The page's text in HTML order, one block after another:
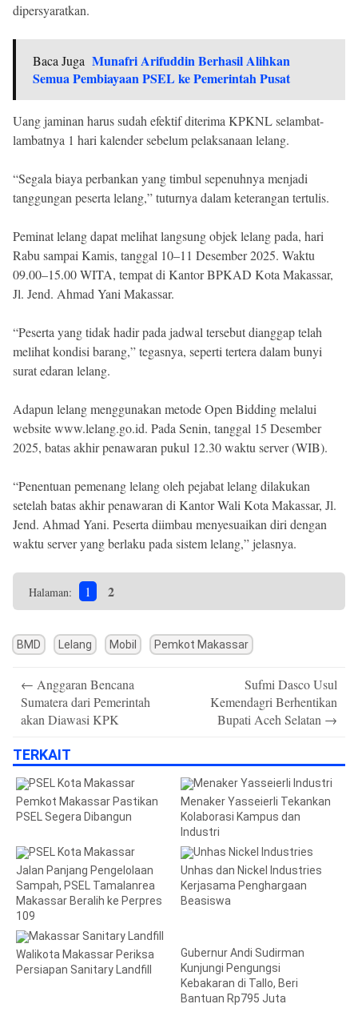
dipersyaratkan.
Baca Juga Munafri Arifuddin Berhasil Alihkan
Semua Pembiayaan PSEL ke Pemerintah Pusat
Uang jaminan harus sudah efektif diterima KPKNL selambat-
lambatnya 1 hari kalender sebelum pelaksanaan lelang.
“Segala biaya perbankan yang timbul sepenuhnya menjadi
tanggungan peserta lelang,” tuturnya dalam keterangan tertulis.
Peminat lelang dapat melihat langsung objek lelang pada, hari
Rabu sampai Kamis, tanggal 10–11 Desember 2025. Waktu
09.00–15.00 WITA, tempat di Kantor BPKAD Kota Makassar,
Jl. Jend. Ahmad Yani Makassar.
“Peserta yang tidak hadir pada jadwal tersebut dianggap telah
melihat kondisi barang,” tegasnya, seperti tertera dalam bunyi
surat edaran lelang.
Adapun lelang menggunakan metode Open Bidding melalui
website www.lelang.go.id. Pada Senin, tanggal 15 Desember
2025, batas akhir penawaran pukul 12.30 waktu server (WIB).
“Penentuan pemenang lelang oleh pejabat lelang dilakukan
setelah batas akhir penawaran di Kantor Wali Kota Makassar, Jl.
Jend. Ahmad Yani. Peserta diimbau menyesuaikan diri dengan
waktu server yang berlaku pada sistem lelang,” jelasnya.
Halaman: 1 2
BMD Lelang Mobil Pemkot Makassar
navigation
← Anggaran Bencana
Sumatera dari Pemerintah
akan Diawasi KPK
Sufmi Dasco Usul
Kemendagri Berhentikan
Bupati Aceh Selatan →
TERKAIT
Pemkot Makassar Pastikan
PSEL Segera Dibangun
Menaker Yasseierli Tekankan
Kolaborasi Kampus dan
Industri
Jalan Panjang Pengelolaan
Sampah, PSEL Tamalanrea
Makassar Beralih ke Perpres
109
Unhas dan Nickel Industries
Kerjasama Penghargaan
Beasiswa
Walikota Makassar Periksa
Persiapan Sanitary Landfill
Gubernur Andi Sudirman
Kunjungi Pengungsi
Kebakaran di Tallo, Beri
Bantuan Rp795 Juta